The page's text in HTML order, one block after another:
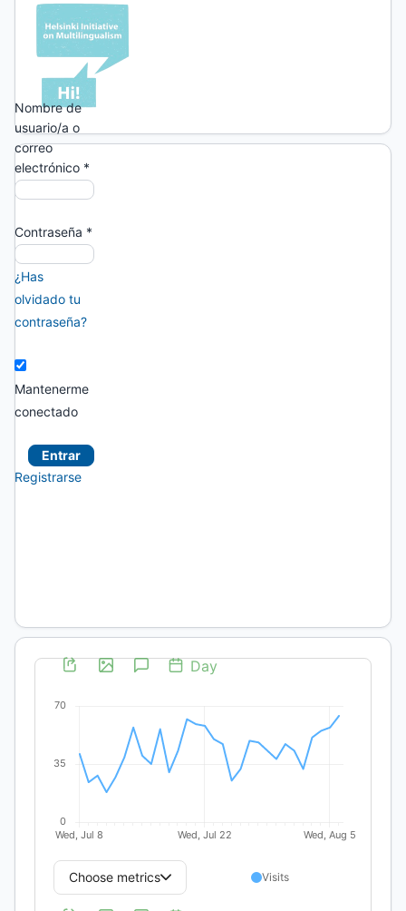
asterisco:
Nombre de
usuario/a o
correo
electrónico *
Contraseña *
¿Has
olvidado tu
contraseña?
Mantenerme
conectado
Entrar
Registrarse